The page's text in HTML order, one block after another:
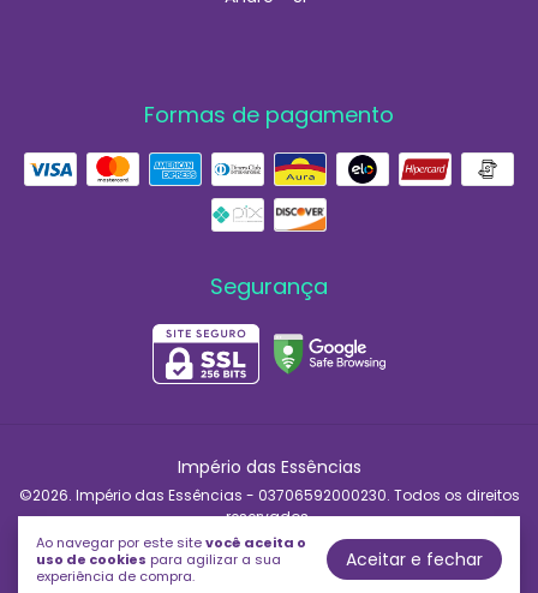
Ao navegar por este sitevocê aceita o
uso de cookies para agilizar a sua
experiência de compra.
Aceitar e fechar
Formas de pagamento
Segurança
Império das Essências
©2026. Império das Essências - 03706592000230. Todos os direitos
reservados.